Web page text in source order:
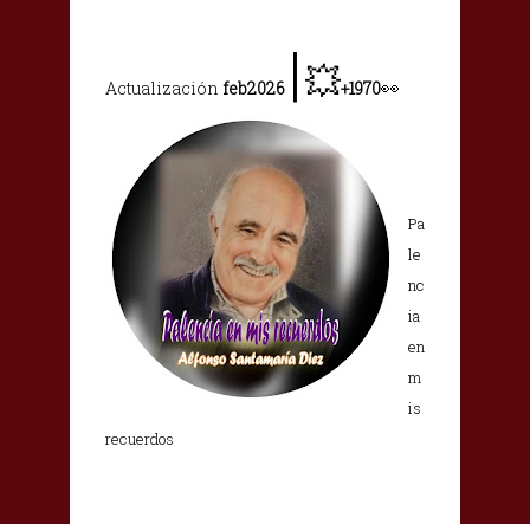
Actualización feb2026 |💥+1970👀
Pa
le
nc
ia
en
m
is
recuerdos